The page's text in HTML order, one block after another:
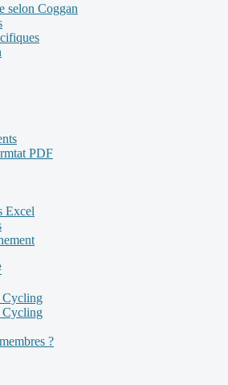
selon Coggan
PDF
Excel
Cycling
Cycling
?